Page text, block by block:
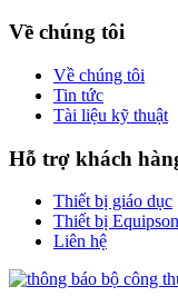
Về chúng tôi
Về chúng tôi
Tin tức
Tài liệu kỹ thuật
Hỗ trợ khách
Thiết bị giáo dục
Thiết bị Equipson
Liên hệ